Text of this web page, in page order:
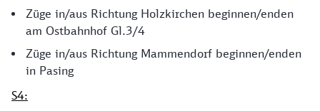
Züge in/aus Richtung Holzkirchen beginnen/enden
am Ostbahnhof Gl.3/4
Züge in/aus Richtung Mammendorf beginnen/enden
in Pasing
S4: